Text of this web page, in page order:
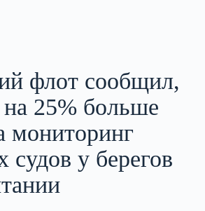
флот сообщил,
на 25% больше
мониторинг
судов у берегов